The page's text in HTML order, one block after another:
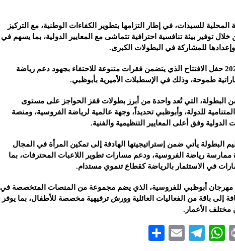
المحلية للسيدات، في إطار التزامها بتطوير الكفاءات الوطنية، مع التركيز
توفير بيئة تنافسية احترافية تتماشى مع المعايير الدولية، بما يسهم في
للمشاركة في البطولات الكبرى.
وسيشهد يوم 18 يناير 2026 حفل الافتتاح الذي يتضمن فقرات متنوعة للاحتفاء بجهود دعم رياضة
طموحة، وذلك في الإسطبلات الأميرية بأبوظبي.
نسخة عام 2026 من البطولة، التي تُعد واحدة من أبرز بطولات قفز الحواجز على مستوى
المتنامية للدولة، وأبوظبي تحديداً، وجهة عالمية لرياضة الفروسية، ومنصة
الدولية وفق أعلى المعايير التنظيمية والفنية.
البطولة يأتي ضمن إستراتيجيتها الهادفة إلى تمكين المرأة في المجال
ممارسة رياضة الفروسية، ودعم مسارات تطوير اللاعبات المحترفات، بما
في الاستثمار بالرياضة كقطاع تنموي مستدام.
مهرجان أبوظبي للفروسية، الذي يضم مجموعة من المنصات المتخصصة في
إلى باقة من الفعاليات العائلية وورش ترفيهية مخصصة للأطفال، بما يوفر
مختلف الأعمار.
P
W
Te
E